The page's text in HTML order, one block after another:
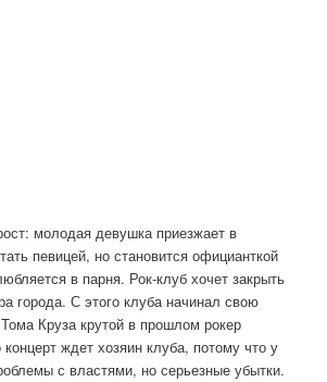
молодая девушка приезжает в
певицей, но становится официанткой
в парня. Рок-клуб хочет закрыть
города. С этого клуба начинал свою
Круза крутой в прошлом рокер
ждет хозяин клуба, потому что у
с властями, но серьезные убытки.